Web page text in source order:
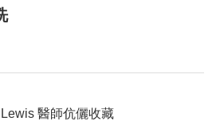
醫師伉儷收藏